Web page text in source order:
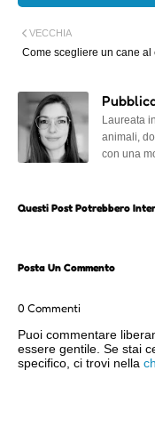
VECCHIA
Come scegliere un cane al
Laureata
animali,
con una
Questi Post Potrebbero
Posta Un Commento
0 Commenti
Puoi commentare
essere gentile. Se stai
specifico, ci trovi nella